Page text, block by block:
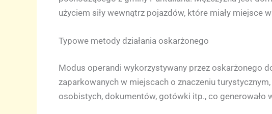
użyciem siły wewnątrz pojazdów, które miały miejsce
Typowe metody działania oskarżonego
Modus operandi wykorzystywany przez oskarżonego
zaparkowanych w miejscach o znaczeniu
osobistych, dokumentów, gotówki itp., co generowało